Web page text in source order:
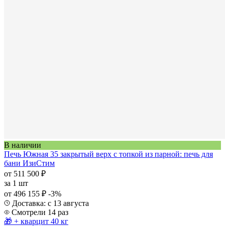
В наличии
Печь Южная 35 закрытый верх с топкой из парной: печь для
бани ИзиСтим
от 511 500 ₽
за 1 шт
от 496 155 ₽ -3%
Доставка: с 13 августа
Смотрели 14 раз
🎁 + кварцит 40 кг